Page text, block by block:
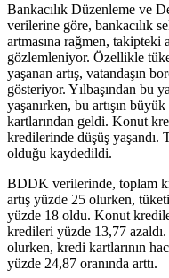
Bankacılık Düzenleme ve
verilerine göre, bankacılık
artmasına rağmen, takipteki
gözlemleniyor. Özellikle
yaşanan artış, vatandaşın
gösteriyor. Yılbaşından bu
yaşanırken, bu artışın
kartlarından geldi. Konut
kredilerinde düşüş yaşandı.
olduğu kaydedildi.
BDDK verilerinde, toplam
artış yüzde 25 olurken,
yüzde 18 oldu. Konut
kredileri yüzde 13,77
olurken, kredi kartlarının
yüzde 24,87 oranında arttı.